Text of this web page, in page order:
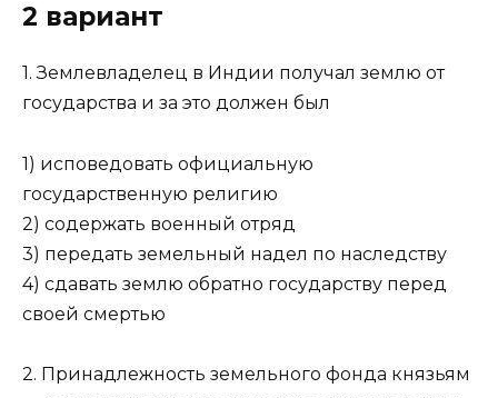
2 вариант
1. Землевладелец в Индии получал землю от
государства и за это должен был
1) исповедовать официальную
государственную религию
2) содержать военный отряд
3) передать земельный надел по наследству
4) сдавать землю обратно государству перед
своей смертью
2. Принадлежность земельного фонда князьям